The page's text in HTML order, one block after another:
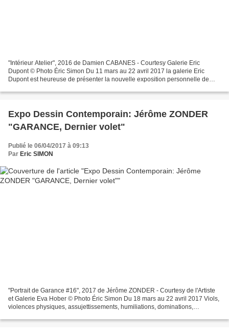
"Intérieur Atelier", 2016 de Damien CABANES - Courtesy Galerie Eric
Dupont © Photo Éric Simon Du 11 mars au 22 avril 2017 la galerie Eric
Dupont est heureuse de présenter la nouvelle exposition personnelle de
Expo Dessin Contemporain: Jérôme ZONDER
"GARANCE, Dernier volet"
Publié le 06/04/2017 à 09:13
Par Eric SIMON
"Portrait de Garance #16", 2017 de Jérôme ZONDER - Courtesy de l'Artiste
et Galerie Eva Hober © Photo Éric Simon Du 18 mars au 22 avril 2017 Viols,
violences physiques, assujettissements, humiliations, dominations,